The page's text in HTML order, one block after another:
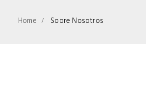
Home Sobre Nosotros